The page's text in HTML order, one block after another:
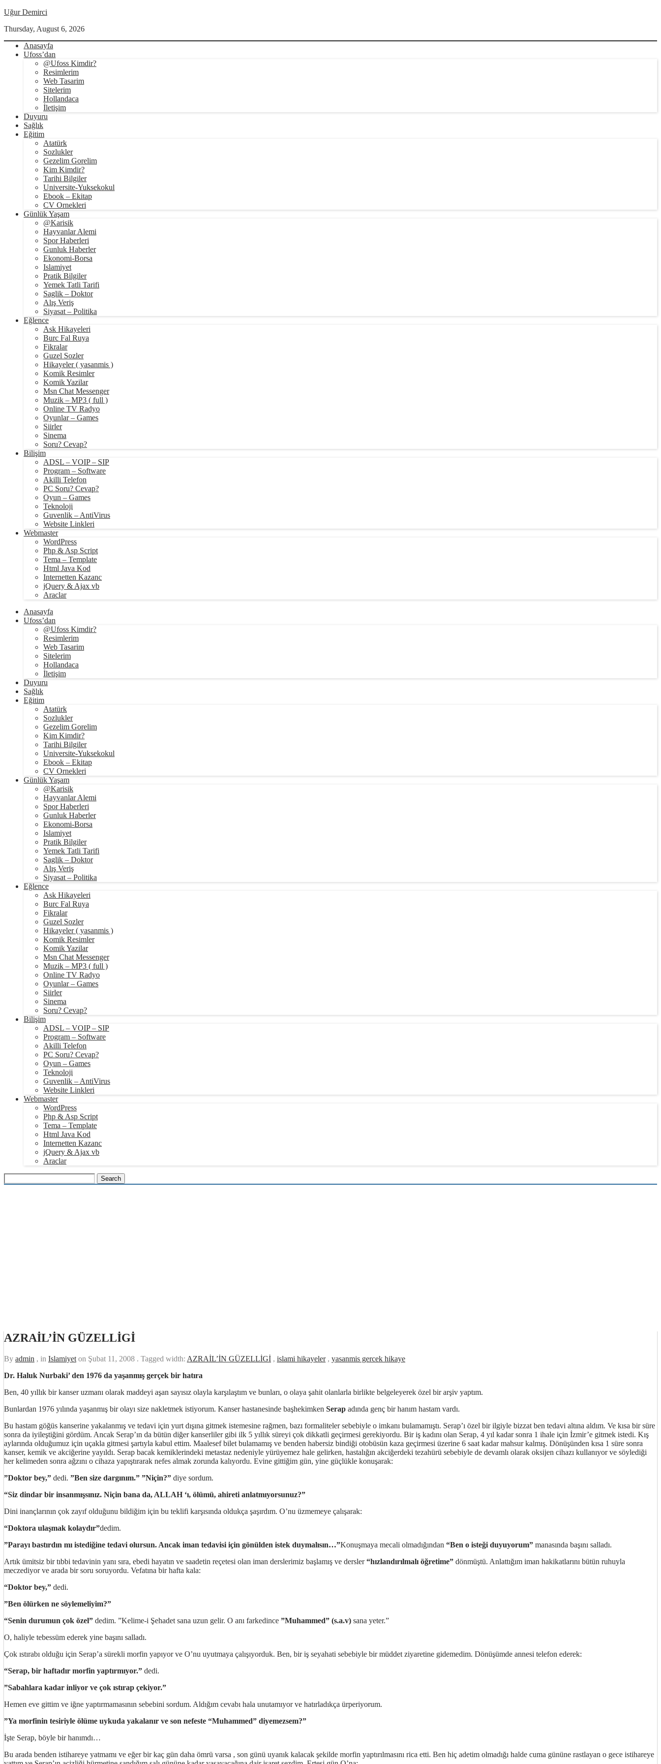
Uğur Demirci
Thursday, August 6, 2026
Anasayfa
Ufoss’dan
@Ufoss Kimdir?
Resimlerim
Web Tasarim
Sitelerim
Hollandaca
İletişim
Duyuru
Sağlık
Eğitim
Atatürk
Sozlukler
Gezelim Gorelim
Kim Kimdir?
Tarihi Bilgiler
Universite-Yuksekokul
Ebook – Ekitap
CV Ornekleri
Günlük Yaşam
@Karisik
Hayvanlar Alemi
Spor Haberleri
Gunluk Haberler
Ekonomi-Borsa
Islamiyet
Pratik Bilgiler
Yemek Tatli Tarifi
Saglik – Doktor
Alış Veriş
Siyasat – Politika
Eğlence
Ask Hikayeleri
Burc Fal Ruya
Fikralar
Guzel Sozler
Hikayeler ( yasanmis )
Komik Resimler
Komik Yazilar
Msn Chat Messenger
Muzik – MP3 ( full )
Online TV Radyo
Oyunlar – Games
Siirler
Sinema
Soru? Cevap?
Bilişim
ADSL – VOIP – SIP
Program – Software
Akilli Telefon
PC Soru? Cevap?
Oyun – Games
Teknoloji
Guvenlik – AntiVirus
Website Linkleri
Webmaster
WordPress
Php & Asp Script
Tema – Template
Html Java Kod
Internetten Kazanc
jQuery & Ajax vb
Araclar
Anasayfa
Ufoss’dan
@Ufoss Kimdir?
Resimlerim
Web Tasarim
Sitelerim
Hollandaca
İletişim
Duyuru
Sağlık
Eğitim
Atatürk
Sozlukler
Gezelim Gorelim
Kim Kimdir?
Tarihi Bilgiler
Universite-Yuksekokul
Ebook – Ekitap
CV Ornekleri
Günlük Yaşam
@Karisik
Hayvanlar Alemi
Spor Haberleri
Gunluk Haberler
Ekonomi-Borsa
Islamiyet
Pratik Bilgiler
Yemek Tatli Tarifi
Saglik – Doktor
Alış Veriş
Siyasat – Politika
Eğlence
Ask Hikayeleri
Burc Fal Ruya
Fikralar
Guzel Sozler
Hikayeler ( yasanmis )
Komik Resimler
Komik Yazilar
Msn Chat Messenger
Muzik – MP3 ( full )
Online TV Radyo
Oyunlar – Games
Siirler
Sinema
Soru? Cevap?
Bilişim
ADSL – VOIP – SIP
Program – Software
Akilli Telefon
PC Soru? Cevap?
Oyun – Games
Teknoloji
Guvenlik – AntiVirus
Website Linkleri
Webmaster
WordPress
Php & Asp Script
Tema – Template
Html Java Kod
Internetten Kazanc
jQuery & Ajax vb
Araclar
AZRAİL’İN GÜZELLİGİ
By admin , in Islamiyet on Şubat 11, 2008 . Tagged width: AZRAİL’İN GÜZELLİGİ , islami hikayeler, yasanmis gercek hikaye
Dr. Haluk Nurbaki’ den 1976 da yaşanmış gerçek bir hatıra
Ben, 40 yıllık bir kanser uzmanı olarak maddeyi aşan sayısız olayla karşılaştım ve bunları, o olaya şahit olanlarla birlikte belgeleyerek özel bir arşiv yaptım.
Bunlardan 1976 yılında yaşanmış bir olayı size nakletmek istiyorum. Kanser hastanesinde başhekimken Serap adında genç bir hanım hastam vardı.
Bu hastam göğüs kanserine yakalanmış ve tedavi için yurt dışına gitmek istemesine rağmen, bazı formaliteler sebebiyle o imkanı bulamamıştı. Serap’ı özel bir ilgiyle bizzat ben tedavi altına aldım. Ve kısa bir süre
sonra da iyileştiğini gördüm. Ancak Serap’ın da bütün diğer kanserliler gibi ilk 5 yıllık süreyi çok dikkatli geçirmesi gerekiyordu. Bir iş kadını olan Serap, 4 yıl kadar sonra 1 ihale için İzmir’e gitmek istedi. Kış
aylarında olduğumuz için uçakla gitmesi şartıyla kabul ettim. Maalesef bilet bulamamış ve benden habersiz bindiği otobüsün kaza geçirmesi üzerine 6 saat kadar mahsur kalmış. Dönüşünden kısa 1 süre sonra
kanser, kemik ve akciğerine yayıldı. Serap bacak kemiklerindeki metastaz nedeniyle yürüyemez hale gelirken, hastalığın akciğerdeki tezahürü sebebiyle de devamlı olarak oksijen cihazı kullanıyor ve söylediği
her kelimeden sonra ağzını o cihaza yapıştırarak nefes almak zorunda kalıyordu. Evine gittiğim gün, yine güçlükle konuşarak:
”Doktor bey,” dedi. ”Ben size dargınım.” ”Niçin?” diye sordum.
“Siz dindar bir insanmışsınız. Niçin bana da, ALLAH ‘ı, ölümü, ahireti anlatmıyorsunuz?”
Dini inançlarının çok zayıf olduğunu bildiğim için bu teklifi karşısında oldukça şaşırdım. O’nu üzmemeye çalışarak:
“Doktora ulaşmak kolaydır”dedim.
”Parayı bastırdın mı istediğine tedavi olursun. Ancak iman tedavisi için gönülden istek duymalısın…”Konuşmaya mecali olmadığından “Ben o isteği duyuyorum” manasında başını salladı.
Artık ümitsiz bir tıbbi tedavinin yanı sıra, ebedi hayatın ve saadetin reçetesi olan iman derslerimiz başlamış ve dersler“hızlandırılmalı öğretime” dönmüştü. Anlattığım iman hakikatlarını bütün ruhuyla
meczediyor ve arada bir soru soruyordu. Vefatına bir hafta kala:
“Doktor bey,” dedi.
”Ben ölürken ne söylemeliyim?”
“Senin durumun çok özel” dedim. ”Kelime-i Şehadet sana uzun gelir. O anı farkedince ”Muhammed” (s.a.v) sana yeter.”
O, haliyle tebessüm ederek yine başını salladı.
Çok ıstırabı olduğu için Serap’a sürekli morfin yapıyor ve O’nu uyutmaya çalışıyorduk. Ben, bir iş seyahati sebebiyle bir müddet ziyaretine gidemedim. Dönüşümde annesi telefon ederek:
“Serap, bir haftadır morfin yaptırmıyor.” dedi.
”Sabahlara kadar inliyor ve çok ıstırap çekiyor.”
Hemen eve gittim ve iğne yaptırmamasının sebebini sordum. Aldığım cevabı hala unutamıyor ve hatırladıkça ürperiyorum.
”Ya morfinin tesiriyle ölüme uykuda yakalanır ve son nefeste “Muhammed” diyemezsem?”
İşte Serap, böyle bir hanımdı…
Bu arada benden istihareye yatmamı ve eğer bir kaç gün daha ömrü varsa , son günü uyanık kalacak şekilde morfin yaptırılmasını rica etti. Ben hiç adetim olmadığı halde cuma gününe rastlayan o gece istihareye